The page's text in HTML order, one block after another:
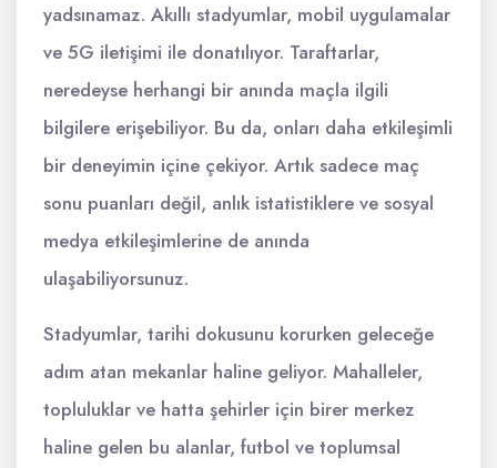
yadsınamaz. Akıllı stadyumlar, mobil uygulamalar
ve 5G iletişimi ile donatılıyor. Taraftarlar,
neredeyse herhangi bir anında maçla ilgili
bilgilere erişebiliyor. Bu da, onları daha etkileşimli
bir deneyimin içine çekiyor. Artık sadece maç
sonu puanları değil, anlık istatistiklere ve sosyal
medya etkileşimlerine de anında
ulaşabiliyorsunuz.
Stadyumlar, tarihi dokusunu korurken geleceğe
adım atan mekanlar haline geliyor. Mahalleler,
topluluklar ve hatta şehirler için birer merkez
haline gelen bu alanlar, futbol ve toplumsal